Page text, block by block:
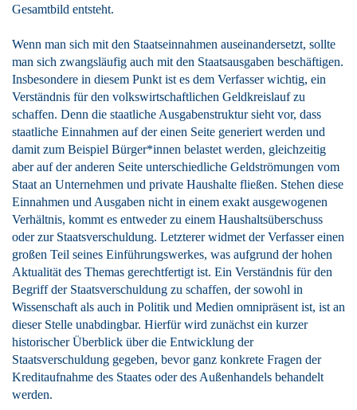
Gesamtbild entsteht.
Wenn man sich mit den Staatseinnahmen auseinandersetzt, sollte
man sich zwangsläufig auch mit den Staatsausgaben beschäftigen.
Insbesondere in diesem Punkt ist es dem Verfasser wichtig, ein
Verständnis für den volkswirtschaftlichen Geldkreislauf zu
schaffen. Denn die staatliche Ausgabenstruktur sieht vor, dass
staatliche Einnahmen auf der einen Seite generiert werden und
damit zum Beispiel Bürger*innen belastet werden, gleichzeitig
aber auf der anderen Seite unterschiedliche Geldströmungen vom
Staat an Unternehmen und private Haushalte fließen. Stehen diese
Einnahmen und Ausgaben nicht in einem exakt ausgewogenen
Verhältnis, kommt es entweder zu einem Haushaltsüberschuss
oder zur Staatsverschuldung. Letzterer widmet der Verfasser einen
großen Teil seines Einführungswerkes, was aufgrund der hohen
Aktualität des Themas gerechtfertigt ist. Ein Verständnis für den
Begriff der Staatsverschuldung zu schaffen, der sowohl in
Wissenschaft als auch in Politik und Medien omnipräsent ist, ist an
dieser Stelle unabdingbar. Hierfür wird zunächst ein kurzer
historischer Überblick über die Entwicklung der
Staatsverschuldung gegeben, bevor ganz konkrete Fragen der
Kreditaufnahme des Staates oder des Außenhandels behandelt
werden.